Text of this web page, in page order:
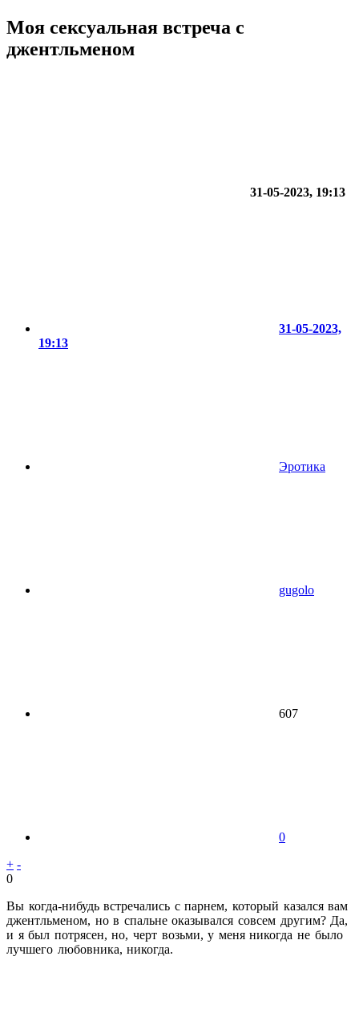
Моя сексуальная встреча с
джентльменом
31-05-2023, 19:13
31-05-2023,
19:13
Эротика
gugolo
607
0
+ -
0
Вы когда-нибудь встречались с парнем, который казался вам
джентльменом, но в спальне оказывался совсем другим? Да,
и я был потрясен, но, черт возьми, у меня никогда не было
лучшего любовника, никогда.